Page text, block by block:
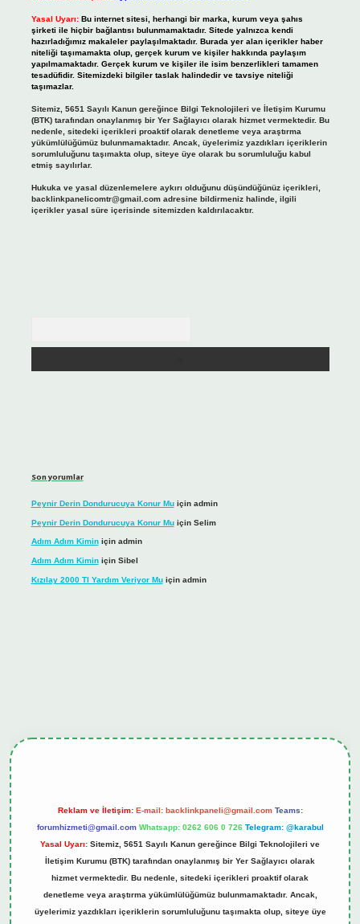
Yasal Uyarı: Bu internet sitesi, herhangi bir marka, kurum veya şahıs
şirketi ile hiçbir bağlantısı bulunmamaktadır. Sitede yalnızca kendi
hazırladığımız makaleler paylaşılmaktadır. Burada yer alan içerikler haber
niteliği taşımamakta olup, gerçek kurum ve kişiler hakkında paylaşım
yapılmamaktadır. Gerçek kurum ve kişiler ile isim benzerlikleri tamamen
tesadüfidir. Sitemizdeki bilgiler taslak halindedir ve tavsiye niteliği
taşımazlar.
Sitemiz, 5651 Sayılı Kanun gereğince Bilgi Teknolojileri ve İletişim Kurumu
(BTK) tarafından onaylanmış bir Yer Sağlayıcı olarak hizmet vermektedir. Bu
nedenle, sitedeki içerikleri proaktif olarak denetleme veya araştırma
yükümlülüğümüz bulunmamaktadır. Ancak, üyelerimiz yazdıkları içeriklerin
sorumluluğunu taşımakta olup, siteye üye olarak bu sorumluluğu kabul
etmiş sayılırlar.
Hukuka ve yasal düzenlemelere aykırı olduğunu düşündüğünüz içerikleri,
backlinkpanelicomtr@gmail.comadresine bildirmeniz halinde, ilgili
içerikler yasal süre içerisinde sitemizden kaldırılacaktır.
Son yorumlar
Peynir Derin Dondurucuya Konur Muiçin admin
Peynir Derin Dondurucuya Konur Muiçin Selim
Adım Adım Kiminiçin admin
Adım Adım Kiminiçin Sibel
Kızılay 2000 Tl Yardım Veriyor Muiçin admin
Reklam ve İletişim: E-mail: backlinkpaneli@gmail.com Teams:
forumhizmeti@gmail.com Whatsapp: 0262 606 0 726 Telegram: @karabul
Yasal Uyarı: Sitemiz, 5651 Sayılı Kanun gereğince Bilgi Teknolojileri ve
İletişim Kurumu (BTK) tarafından onaylanmış bir Yer Sağlayıcı olarak
hizmet vermektedir. Bu nedenle, sitedeki içerikleri proaktif olarak
denetleme veya araştırma yükümlülüğümüz bulunmamaktadır. Ancak,
üyelerimiz yazdıkları içeriklerin sorumluluğunu taşımakta olup, siteye üye